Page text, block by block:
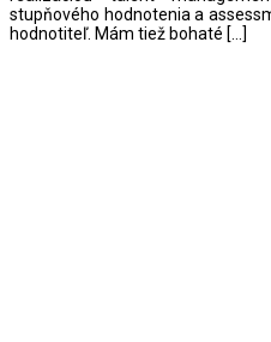
stupňového hodnotenia a
hodnotiteľ. Mám tiež bohaté […]